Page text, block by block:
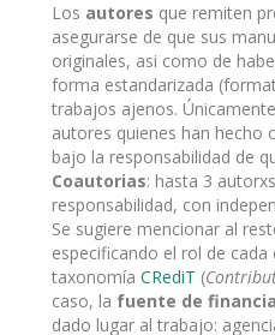
Los autores que remiten
asegurarse de que sus
originales, asi como de
forma estandarizada
trabajos ajenos.
autores quienes han hecho
bajo la responsabilidad de
Coautorias: hasta 3
responsabilidad, con
Se sugiere mencionar al
especificando el rol de
taxonomía CRediT (
caso, la fuente de
dado lugar al trabajo: